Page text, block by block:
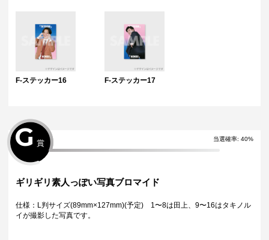
F-ステッカー16 F-ステッカー17
当選確率: 40%
G 賞
ギリギリ素人っぽい写真ブロマイド
仕様：L判サイズ(89mm×127mm)(予定) 1〜8は田上、9〜16はタキノル
イが撮影した写真です。